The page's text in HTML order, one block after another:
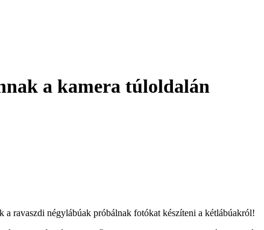
a kamera túloldalán
a ravaszdi négylábúak próbálnak fotókat készíteni a kétlábúakról!